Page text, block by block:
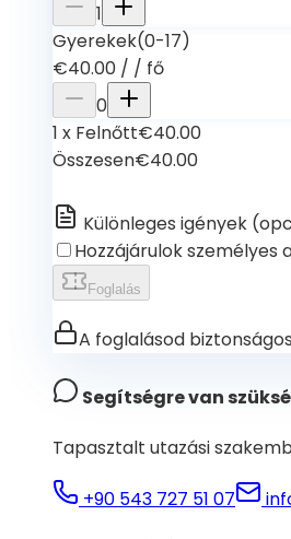
1
Gyerekek(0-17)
€40.00 / / fő
0
1 x Felnőtt€40.00
Összesen€40.00
Különleges igények (
Hozzájárulok személyes
Foglalás
A foglalásod
Segítségre van
Tapasztalt utazási
+90 543 727 51 07